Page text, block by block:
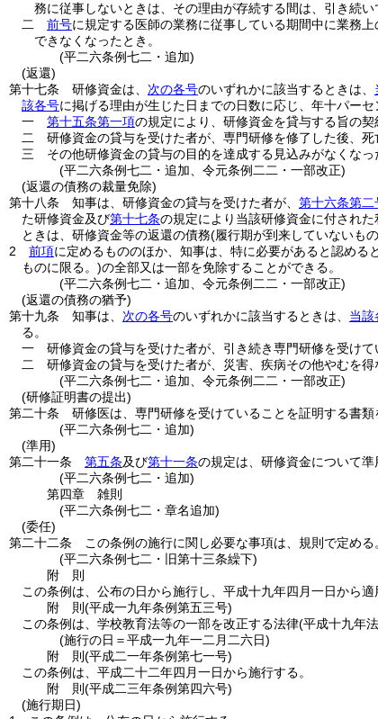
務に従事しないときは、その理由が存続する間は、引き続い
二
前号に規定する医師の業務に従事している期間中に業務
できなくなったとき。
(平二六条例七二・追加)
(返還)
第十七条
研修資金は、 次の各号のいずれかに該当するときは、
該各号に掲げる理由が生じた日までの日数に応じ、年十パー
一
第十五条第一項の規定により、研修資金を貸与する旨の契
二
研修資金の貸与を受けた者が、専門研修を修了した後、死
三
その他研修資金の貸与の目的を達成する見込みがなくなっ
(平二六条例七二・追加、令元条例二二・一部改正)
(返還の債務の裁量免除)
第十八条
知事は、研修資金の貸与を受けた者が、 第十六条第二
た研修資金及び第十七条の規定により当該研修資金に付された
ときは、研修資金等の返還の債務(履行期が到来していないもの
2
前項に定めるもののほか、知事は、特に必要があると認める
ものに限る。)の全部又は一部を免除することができる。
(平二六条例七二・追加、令元条例二二・一部改正)
(返還の債務の猶予)
第十九条
知事は、 次の各号のいずれかに該当するときは、 当該
る。
一
研修資金の貸与を受けた者が、引き続き専門研修を受けて
二
研修資金の貸与を受けた者が、災害、疾病その他やむを
(平二六条例七二・追加、令元条例二二・一部改正)
(研修証明書の提出)
第二十条
研修医は、専門研修を受けていることを証明する書類
(平二六条例七二・追加)
(準用)
第二十一条
第五条及び第十一条の規定は、研修資金について準
(平二六条例七二・追加)
第四章
雑則
(平二六条例七二・章名追加)
(委任)
第二十二条
この条例の施行に関し必要な事項は、規則で定める
(平二六条例七二・旧第十三条繰下)
附 則
この条例は、公布の日から施行し、平成十九年四月一日から適
附 則(平成一九年条例第五三号)
この条例は、学校教育法等の一部を改正する法律(平成十九年
(施行の日＝平成一九年一二月二六日)
附 則(平成二一年条例第七一号)
この条例は、平成二十二年四月一日から施行する。
附 則(平成二三年条例第四六号)
(施行期日)